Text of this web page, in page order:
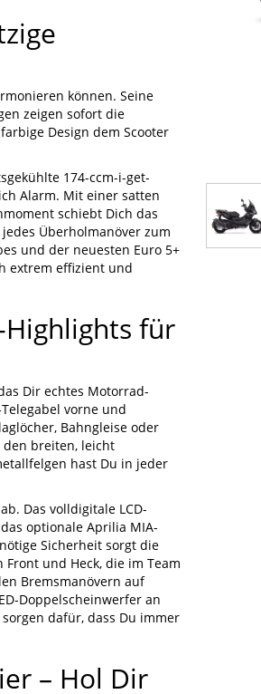
können. Seine
zeigen sofort die
Design dem Scooter
174-ccm-i-get-
Alarm. Mit einer satten
schiebt Dich das
Überholmanöver zum
und der neuesten Euro 5+
extrem effizient und
für
Dir echtes Motorrad-
vorne und
Bahngleise oder
breiten, leicht
hast Du in jeder
Das volldigitale LCD-
optionale Aprilia MIA-
Sicherheit sorgt die
und Heck, die im Team
Bremsmanövern auf
Doppelscheinwerfer an
dafür, dass Du immer
– Hol Dir